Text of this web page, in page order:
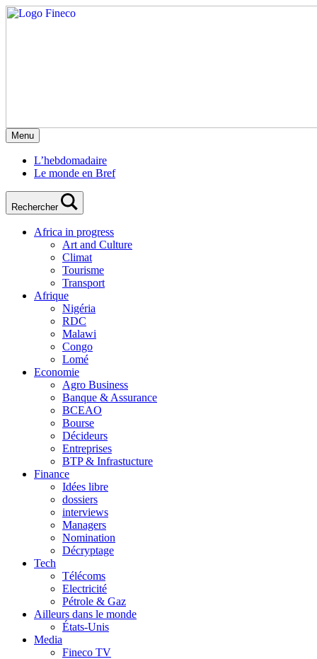
Menu
L’hebdomadaire
Le monde en Bref
Rechercher
Africa in progress
Art and Culture
Climat
Tourisme
Transport
Afrique
Nigéria
RDC
Malawi
Congo
Lomé
Economie
Agro Business
Banque & Assurance
BCEAO
Bourse
Décideurs
Entreprises
BTP & Infrastucture
Finance
Idées libre
dossiers
interviews
Managers
Nomination
Décryptage
Tech
Télécoms
Electricité
Pétrole & Gaz
Ailleurs dans le monde
États-Unis
Media
Fineco TV